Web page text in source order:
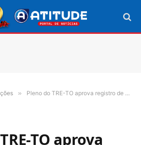
» Pleno do TRE-TO aprova registro de candidatura de Dorinha Seabra ao cargo de deputada federal
TO aprova